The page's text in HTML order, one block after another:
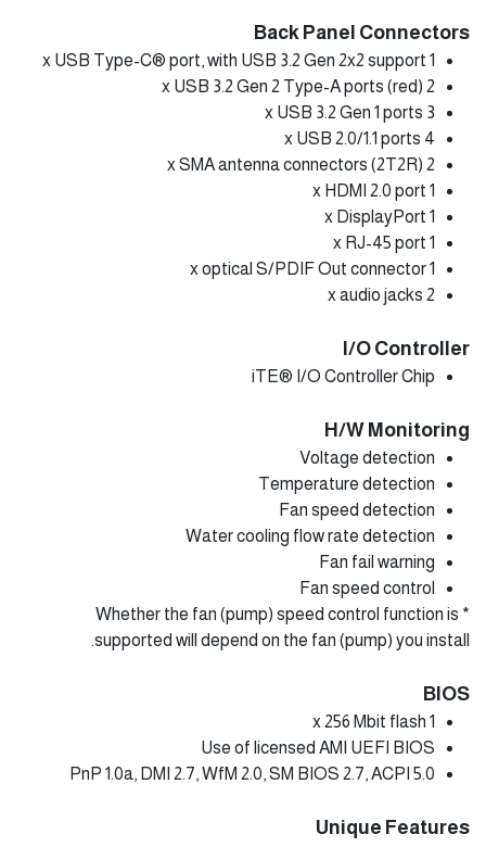
Back Panel Connectors
1 x USB Type-C® port, with USB 3.2 Gen 2x2 support
2 x USB 3.2 Gen 2 Type-A ports (red)
3 x USB 3.2 Gen 1 ports
4 x USB 2.0/1.1 ports
2 x SMA antenna connectors (2T2R)
1 x HDMI 2.0 port
1 x DisplayPort
1 x RJ-45 port
1 x optical S/PDIF Out connector
2 x audio jacks
I/O Controller
iTE® I/O Controller Chip
H/W Monitoring
Voltage detection
Temperature detection
Fan speed detection
Water cooling flow rate detection
Fan fail warning
Fan speed control
* Whether the fan (pump) speed control function is
supported will depend on the fan (pump) you install.
BIOS
1 x 256 Mbit flash
Use of licensed AMI UEFI BIOS
PnP 1.0a, DMI 2.7, WfM 2.0, SM BIOS 2.7, ACPI 5.0
Unique Features